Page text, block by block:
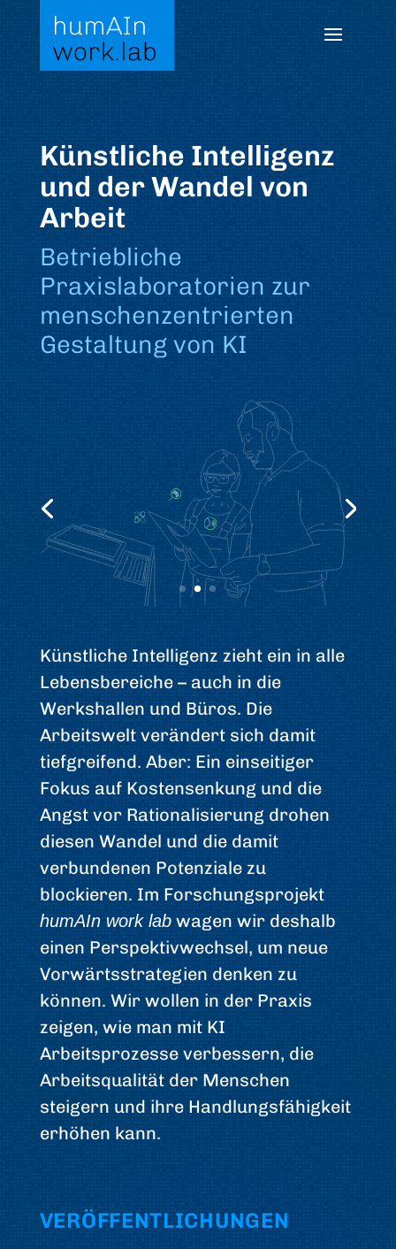
Künstliche Intelligenz
und der Wandel von
Arbeit
Betriebliche
Praxislaboratorien zur
menschenzentrierten
Gestaltung von KI
Künstliche Intelligenz zieht ein in alle
Lebensbereiche – auch in die
Werkshallen und Büros. Die
Arbeitswelt verändert sich damit
tiefgreifend. Aber: Ein einseitiger
Fokus auf Kostensenkung und die
Angst vor Rationalisierung drohen
diesen Wandel und die damit
verbundenen Potenziale zu
blockieren. Im Forschungsprojekt
humAIn work labwagen wir deshalb
einen Perspektivwechsel, um neue
Vorwärtsstrategien denken zu
können. Wir wollen in der Praxis
zeigen, wie man mit KI
Arbeitsprozesse verbessern, die
Arbeitsqualität der Menschen
steigern und ihre Handlungsfähigkeit
erhöhen kann.
VERÖFFENTLICHUNGEN